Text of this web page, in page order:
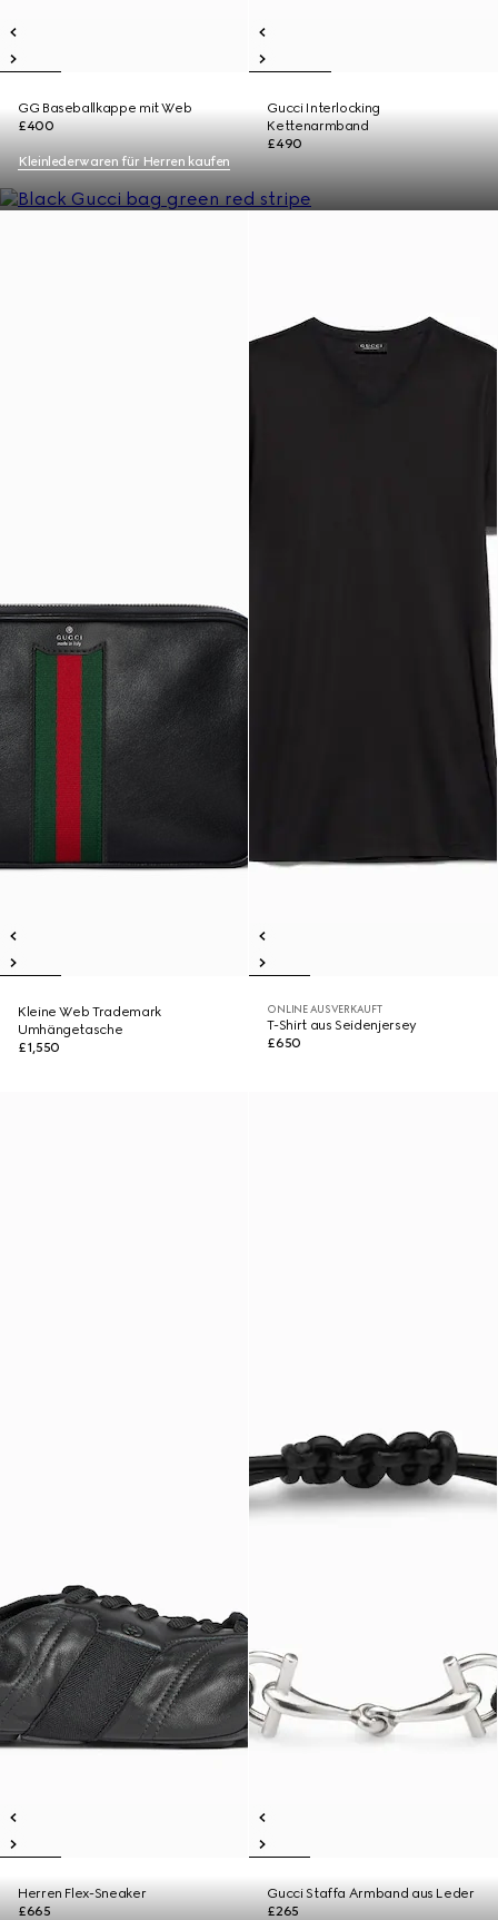
GG Baseballkappe mit Web
£400
Gucci Interlocking
Kettenarmband
£490
Kleinlederwaren für Herren kaufen
Kleine Web Trademark
Umhängetasche
£1,550
ONLINE AUSVERKAUFT
T-Shirt aus Seidenjersey
£650
Herren Flex-Sneaker
£665
Gucci Staffa Armband aus Leder
£265